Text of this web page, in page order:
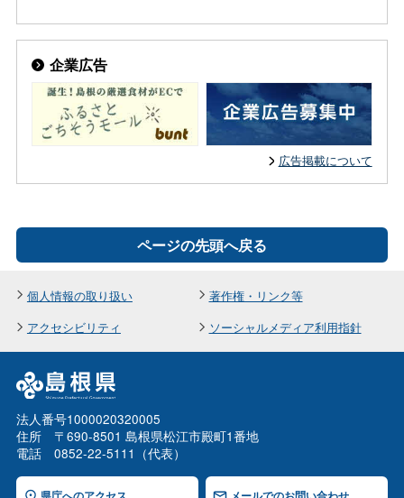
企業広告
広告掲載について
ページの先頭へ戻る
個人情報の取り扱い
著作権・リンク等
アクセシビリティ
ソーシャルメディア利用指針
法人番号1000020320005
住所 〒690-8501 島根県松江市殿町1番地
電話 0852-22-5111（代表）